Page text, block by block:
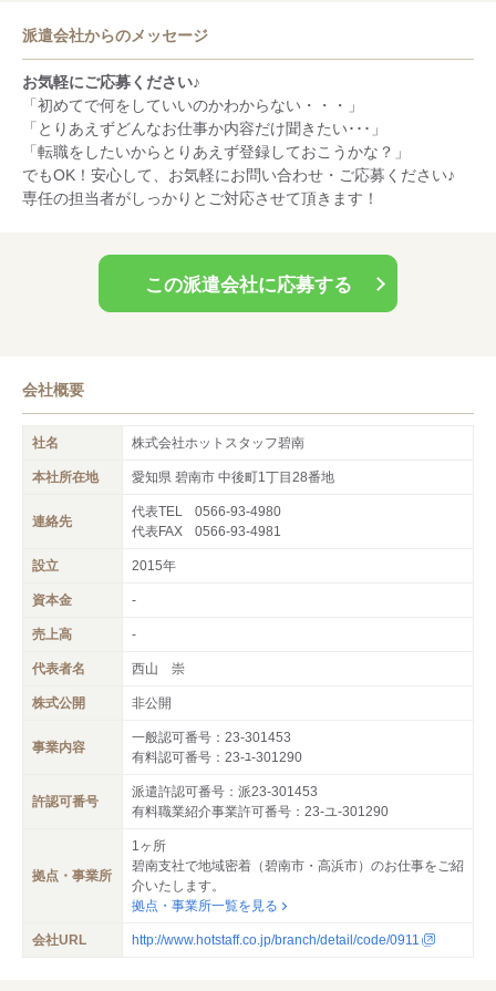
派遣会社からのメッセージ
お気軽にご応募ください♪
「初めてで何をしていいのかわからない・・・」
「とりあえずどんなお仕事か内容だけ聞きたい･･･」
「転職をしたいからとりあえず登録しておこうかな？」
でもOK！安心して、お気軽にお問い合わせ・ご応募ください♪
専任の担当者がしっかりとご対応させて頂きます！
この派遣会社に応募する
会社概要
社名 株式会社ホットスタッフ碧南
本社所在地 愛知県 碧南市 中後町1丁目28番地
連絡先
代表TEL
0566-93-4980
代表FAX
0566-93-4981
設立 2015年
資本金 -
売上高 -
代表者名 西山 崇
株式公開 非公開
事業内容
一般認可番号：23-301453
有料認可番号：23-ﾕ-301290
許認可番号
派遣許認可番号：派23-301453
有料職業紹介事業許可番号：23-ユ-301290
拠点・事業所
1ヶ所
碧南支社で地域密着（碧南市・高浜市）のお仕事をご紹
介いたします。
拠点・事業所一覧を見る
会社URL http://www.hotstaff.co.jp/branch/detail/code/0911